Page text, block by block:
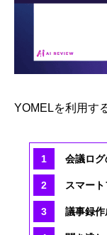
YOMELを利用す
会議ロ
スマー
議事録